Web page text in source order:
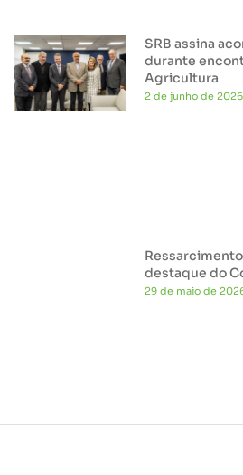
SRB assina
durante
Agricultura
2 de junho de 2026
destaque do
29 de maio de